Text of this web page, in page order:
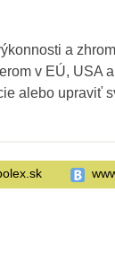
a
v EÚ, USA
alebo upraviť